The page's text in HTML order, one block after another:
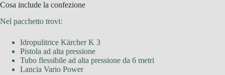
Cosa include la confezione
Nel pacchetto trovi:
Idropulitrice Kärcher K 3
Pistola ad alta pressione
Tubo flessibile ad alta pressione da 6 metri
Lancia Vario Power